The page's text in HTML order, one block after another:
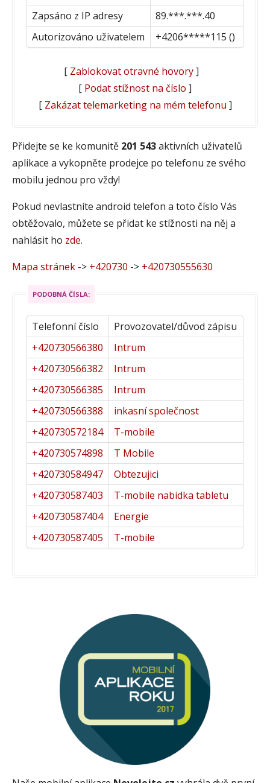
Zapsáno z IP adresy
89.***.***.40
Autorizováno uživatelem
+4206*****115 ()
[ Zablokovat otravné hovory]
[ Podat stížnost na číslo ]
[ Zakázat telemarketing na mém telefonu ]
Přidejte se ke komunitě 201 543aktivních uživatelů
aplikace a vykopněte prodejce po telefonu ze svého
mobilu jednou pro vždy!
Pokud nevlastníte android telefon a toto číslo Vás
obtěžovalo, můžete se přidat ke stížnosti na něj a
nahlásit ho zde.
Mapa stránek -> +420730 -> +420730555630
PODOBNÁ ČÍSLA:
Telefonní číslo
Provozovatel/důvod zápisu
+420730566380
Intrum
+420730566382
Intrum
+420730566385
Intrum
+420730566388
inkasní společnost
+420730572184
T-mobile
+420730574898
T Mobile
+420730584947
Obtezujici
+420730587403
T-mobile nabidka tabletu
+420730587404
Energie
+420730587405
T-mobile